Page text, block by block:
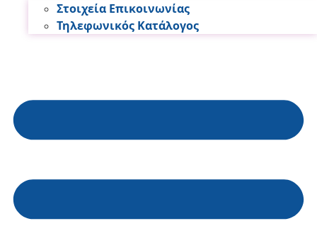
Στοιχεία Επικοινωνίας
Τηλεφωνικός Κατάλογος